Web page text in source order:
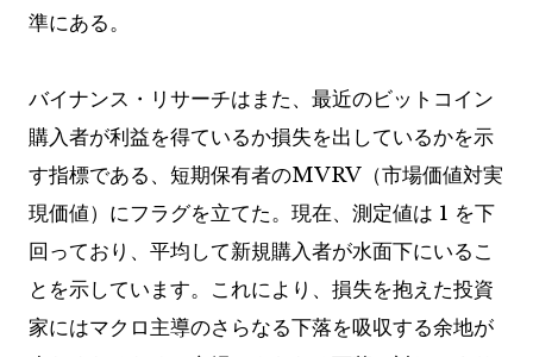
準にある。
バイナンス・リサーチはまた、最近のビットコイン
購入者が利益を得ているか損失を出しているかを示
す指標である、短期保有者のMVRV（市場価値対実
現価値）にフラグを立てた。現在、測定値は 1 を下
回っており、平均して新規購入者が水面下にいるこ
とを示しています。これにより、損失を抱えた投資
家にはマクロ主導のさらなる下落を吸収する余地が